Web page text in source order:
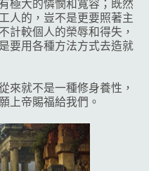
極大的憐憫和寬容；既然
人的，豈不是更要照著主
計較個人的榮辱和得失，
要用各種方法方式去造就
來就不是一種修身養性，
上帝賜福給我們。